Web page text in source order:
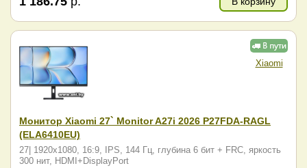
Xiaomi
Монитор Xiaomi 27` Monitor A27i 2026 P27FDA-RAGL
(ELA6410EU)
27| 1920x1080, 16:9, IPS, 144 Гц, глубина 6 бит + FRC, яркость
300 нит, HDMI+DisplayPort